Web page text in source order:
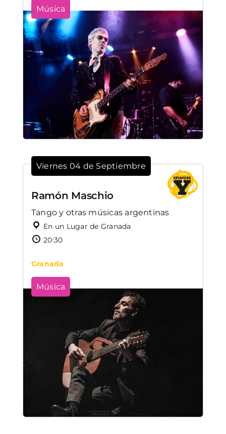
Música
Viernes 04 de Septiembre
Ramón Maschio
Tango y otras músicas argentinas
En un Lugar de Granada
20:30
Granada
Música